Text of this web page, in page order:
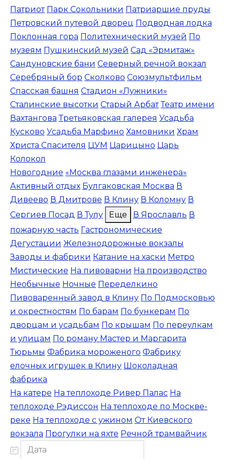
Патриот Парк Сокольники Патриаршие пруды
Петровский путевой дворец Подводная лодка
Поклонная гора Политехнический музей По
музеям Пушкинский музей Сад «Эрмитаж»
Сандуновские бани Северный речной вокзал
Серебряный бор Сколково Союзмультфильм
Спасская башня Стадион «Лужники»
Сталинские высотки Старый Арбат Театр имени
Вахтангова Третьяковская галерея Усадьба
Кусково Усадьба Марфино Хамовники Храм
Христа Спасителя ЦУМ Царицыно Царь
Колокол
Новогодние «Москва глазами инженера»
Активный отдых Булгаковская Москва В
Дивеево В Дмитрове В Клину В Коломну В
Сергиев Посад В Тулу Еще В Ярославль В
пожарную часть Гастрономические
Дегустации Железнодорожные вокзалы
Заводы и фабрики Катание на хаски Метро
Мистические На пивоварни На производство
Необычные Ночные Переделкино
Пивоваренный завод в Клину По Подмосковью
и окрестностям По барам По бункерам По
дворцам и усадьбам По крышам По переулкам
и улицам По роману Мастер и Маргарита
Тюрьмы Фабрика мороженого Фабрику
елочных игрушек в Клину Шоколадная
фабрика
На катере На теплоходе Ривер Палас На
теплоходе Рэдиссон На теплоходе по Москве-
реке На теплоходе с ужином От Киевского
вокзала Прогулки на яхте Речной трамвайчик